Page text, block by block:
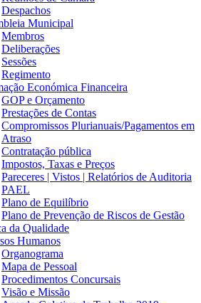
Despachos
Municipal
Membros
Deliberações
Sessões
Regimento
Económica Financeira
GOP e Orçamento
Prestações de Contas
Compromissos Plurianuais/Pagamentos em
Atraso
Contratação pública
Impostos, Taxas e Preços
Pareceres | Vistos | Relatórios de Auditoria
PAEL
Plano de Equilíbrio
Plano de Prevenção de Riscos de Gestão
da Qualidade
Humanos
Organograma
Mapa de Pessoal
Procedimentos Concursais
Visão e Missão